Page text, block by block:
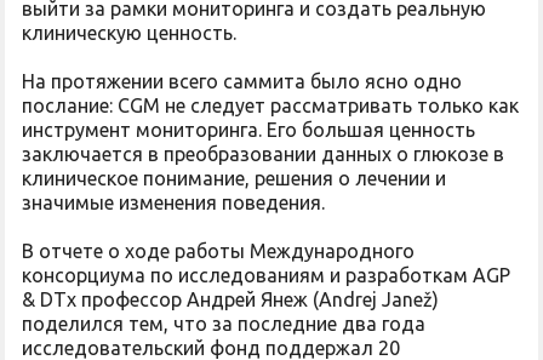
выйти за рамки мониторинга и создать реальную
клиническую ценность.
На протяжении всего саммита было ясно одно
послание: CGM не следует рассматривать только как
инструмент мониторинга. Его большая ценность
заключается в преобразовании данных о глюкозе в
клиническое понимание, решения о лечении и
значимые изменения поведения.
В отчете о ходе работы Международного
консорциума по исследованиям и разработкам AGP
& DTx профессор Андрей Янеж (Andrej Janež)
поделился тем, что за последние два года
исследовательский фонд поддержал 20